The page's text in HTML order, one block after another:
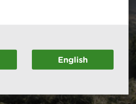
English